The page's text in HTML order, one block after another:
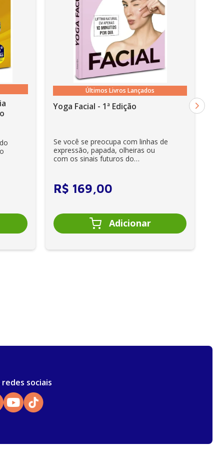
Últimos Livros Lançados
Yoga Facial - 1ª Edição
Se você se preocupa com linhas de
expressão, papada, olheiras ou
com os sinais futuros do
R$ 169 00
redes sociais